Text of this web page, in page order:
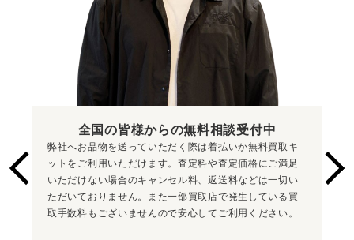
全国の皆様からの無料相談受付中
弊社へお品物を送っていただく際は着払いか無料買取キ
ットをご利用いただけます。査定料や査定価格にご満足
いただけない場合のキャンセル料、返送料などは一切い
ただいておりません。また一部買取店で発生している買
取手数料もございませんので安心してご利用ください。